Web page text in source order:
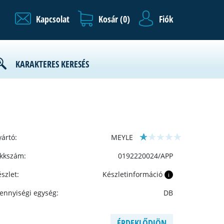
Kapcsolat Kosár (0) Fiók
KARAKTERES KERESÉS
MEYLE
0192220024/APP
Készletinformáció i
egység: DB